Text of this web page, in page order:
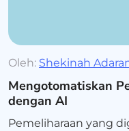
Oleh: Shekinah
Mengotomatiskan
dengan AI
Pemeliharaan yang